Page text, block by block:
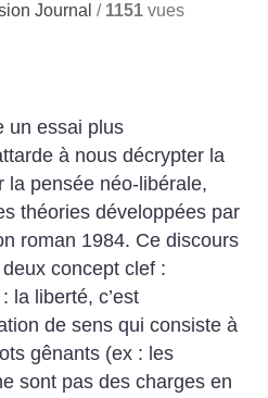
Journal / 1151 vues
un essai plus
à nous décrypter la
la pensée néo-libérale,
théories développées par
roman 1984. Ce discours
concept clef :
la liberté, c’est
de sens qui consiste à
gênants (ex : les
sont pas des charges en